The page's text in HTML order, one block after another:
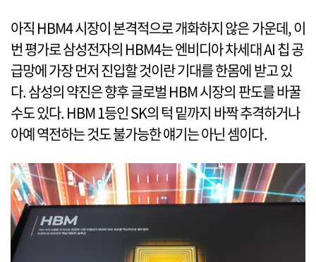
아직 HBM4 시장이 본격적으로 개화하지 않은 가운데, 이
번 평가로 삼성전자의 HBM4는 엔비디아 차세대 AI 칩 공
급망에 가장 먼저 진입할 것이란 기대를 한몸에 받고 있
다. 삼성의 약진은 향후 글로벌 HBM 시장의 판도를 바꿀
수도 있다. HBM 1등인 SK의 턱 밑까지 바짝 추격하거나
아예 역전하는 것도 불가능한 얘기는 아닌 셈이다.